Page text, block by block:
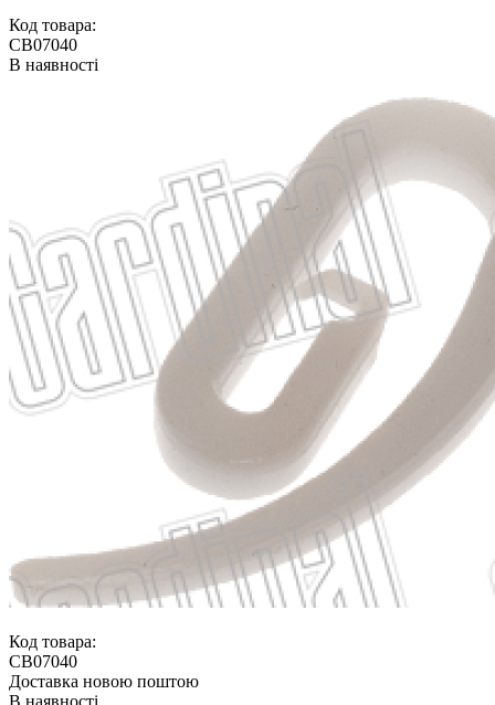
Код товара:
CB07040
В наявності
Код товара:
CB07040
Доставка новою поштою